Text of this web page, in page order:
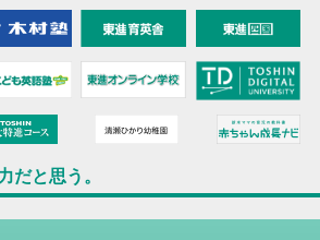
だと思う。